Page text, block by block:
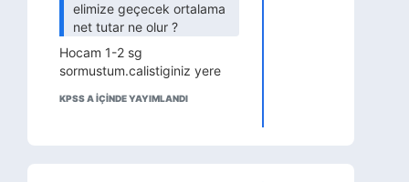
elimize geçecek ortalama
net tutar ne olur ?
Hocam 1-2 sg
sormustum.calistiginiz yere
2900 demisti ortalama.digeri
KPSS A IÇINDE YAYIMLANDI